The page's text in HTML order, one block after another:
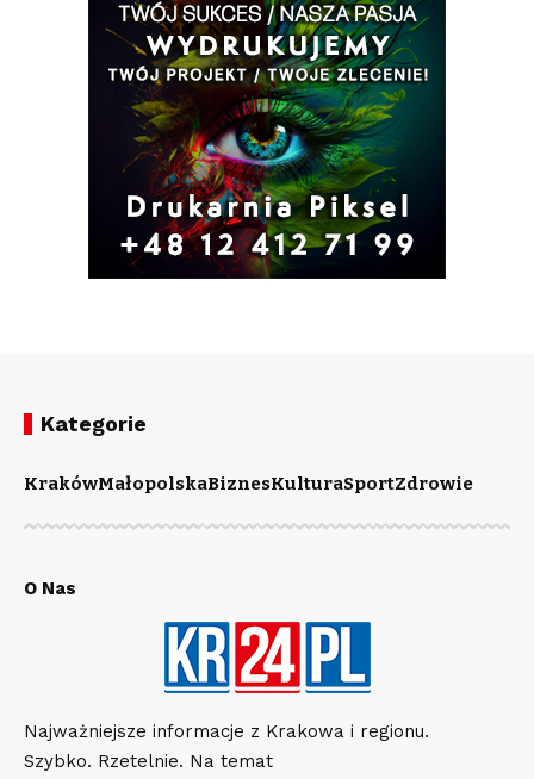
Kategorie
KrakówMałopolskaBiznesKulturaSportZdrowie
O Nas
Najważniejsze informacje z Krakowa i regionu.
Szybko. Rzetelnie. Na temat